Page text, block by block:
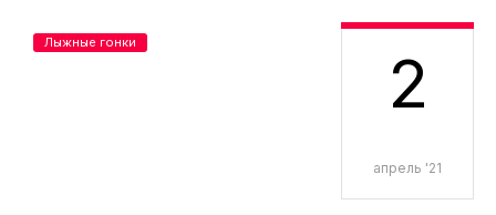
2
апрель '21
Лыжные гонки